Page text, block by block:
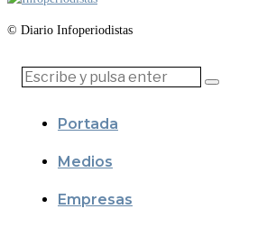
© Diario Infoperiodistas
Portada
Medios
Empresas